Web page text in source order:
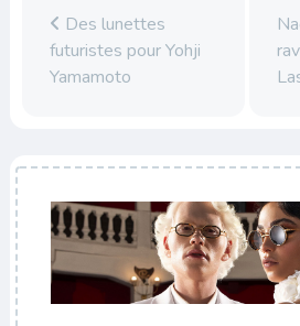
Des lunettes
futuristes pour Yohji
Yamamoto